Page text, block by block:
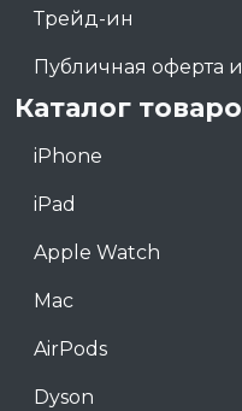
Трейд-ин
Публичная оферта
Каталог
iPhone
iPad
Apple Watch
Mac
AirPods
Dyson